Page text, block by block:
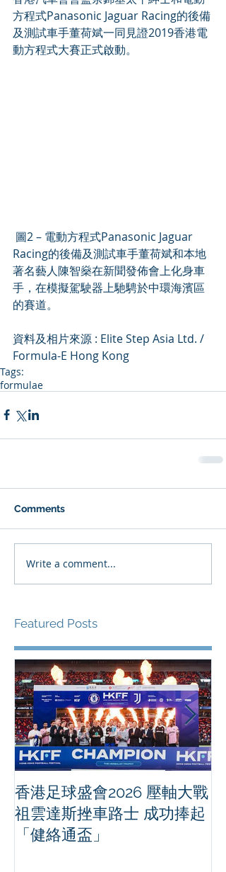
方程式Panasonic Jaguar Racing的後備
及測試車手董荷斌一同見證2019香港電
動方程式大賽正式啟動。
Racing的後備及測試車手董荷斌和本地
著名藝人陳智燊在新聞發佈會上化身車
手，在模擬駕駛器上馳騁於中環海濱區
的賽道。
資料及相片來源 : Elite Step Asia Ltd. /
Formula-E Hong Kong
Tags:
formulae
Comments
Write a comment...
Featured Posts
香港足球盛會2026 壓軸大戰
祖雲達斯挫車路士 成功捧起
「健絡通盃」